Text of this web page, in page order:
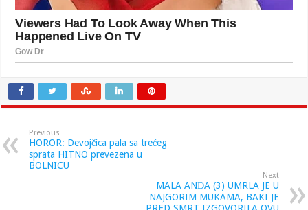
Previous
HOROR: Devojčica pala sa trećeg
sprata HITNO prevezena u
BOLNICU
Next
MALA ANĐA (3) UMRLA JE U
NAJGORIM MUKAMA, BAKI JE